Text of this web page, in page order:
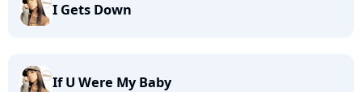
I Gets Down
If U Were My Baby